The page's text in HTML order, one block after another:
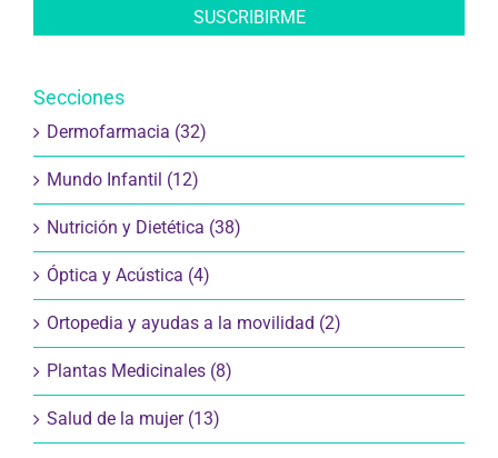
Dermofarmacia (32)
Mundo Infantil (12)
Nutrición y Dietética (38)
Óptica y Acústica (4)
Ortopedia y ayudas a la movilidad (2)
Plantas Medicinales (8)
Salud de la mujer (13)